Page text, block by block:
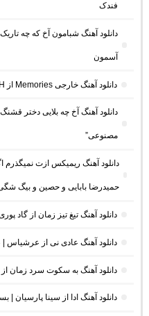
فندک
دانلود آهنگ شبامون آخ که چه
آسمون
دانلود آهنگ خارجی Memories از DUORUSH “هوش مصنوعی ترند اینستا”
دانلود آهنگ آخ چه بلایی دختر
مصنوعی”
دانلود آهنگ ریمیکس ازت نمیگذرم
حمیدرضا بابایی و حصین و بیگ
دانلود آهنگ تیغ تیز زمان از گاد
دانلود آهنگ عادی نی از عرشیاس |
دانلود آهنگ به سکوت سرد زمان
دانلود آهنگ ادا از سینا پارسیان |